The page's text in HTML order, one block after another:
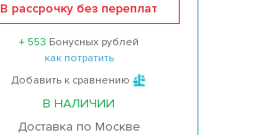
В рассрочку без переплат
+ 553 Бонусных рублей
как потратить
Добавить к сравнению
В НАЛИЧИИ
Доставка по Москве